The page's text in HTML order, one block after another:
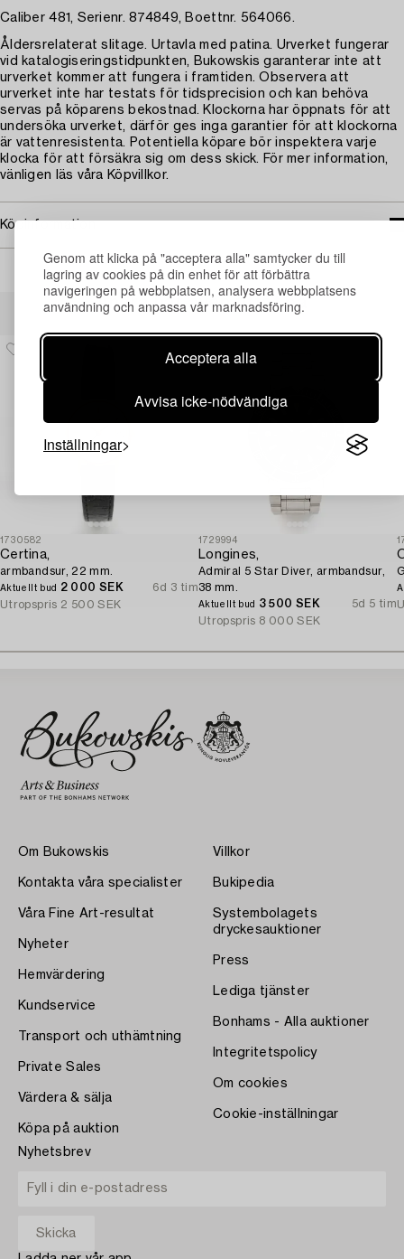
Genom att klicka på "acceptera alla" samtycker du till
lagring av cookies på din enhet för att förbättra
navigeringen på webbplatsen, analysera webbplatsens
användning och anpassa vår marknadsföring.
Acceptera alla
Avvisa icke-nödvändiga
Inställningar
Caliber 481, Serienr. 874849, Boettnr. 564066.
Åldersrelaterat slitage. Urtavla med patina. Urverket fungerar
vid katalogiseringstidpunkten, Bukowskis garanterar inte att
urverket kommer att fungera i framtiden. Observera att
urverket inte har testats för tidsprecision och kan behöva
servas på köparens bekostnad. Klockorna har öppnats för att
undersöka urverket, därför ges inga garantier för att klockorna
är vattenresistenta. Potentiella köpare bör inspektera varje
klocka för att försäkra sig om dess skick. För mer information,
vänligen läs våra Köpvillkor.
Köpinformation
Andra har även tittat på
1730582
Certina,
armbandsur, 22 mm.
Aktuellt bud 2 000 SEK
6d 3 tim
Utropspris 2 500 SEK
1729994
Longines,
Admiral 5 Star Diver, armbandsur,
38 mm.
Aktuellt bud 3 500 SEK
5d 5 tim
Utropspris 8 000 SEK
Om Bukowskis
Kontakta våra specialister
Våra Fine Art-resultat
Nyheter
Hemvärdering
Kundservice
Transport och uthämtning
Private Sales
Värdera & sälja
Köpa på auktion
Villkor
Bukipedia
Systembolagets
dryckesauktioner
Press
Lediga tjänster
Bonhams - Alla auktioner
Integritetspolicy
Om cookies
Cookie-inställningar
Nyhetsbrev